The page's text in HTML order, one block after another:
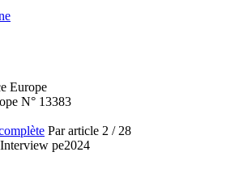
N° 13383
Par article 2 / 28
Interview pe2024